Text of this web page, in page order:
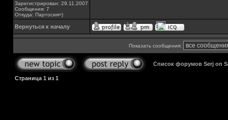
Зарегистрирован: 29.11.2007
Сообщения: 7
Откуда: Партосия=)
Вернуться к началу
Показать сообщения:
Список форумов Serj on
Страница 1 из 1